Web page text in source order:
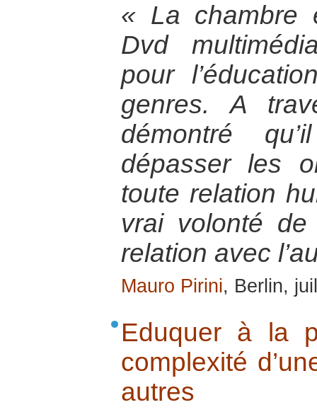
« La chambre
Dvd
pour
genres. A
démontré
dépasser les
toute relation
vrai volonté
relation avec
Mauro Pirini, Berlin,
Eduquer à la
complexité
autres